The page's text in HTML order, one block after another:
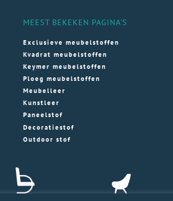
MEEST BEKEKEN PAGINA'S
Exclusieve meubelstoffen
Kvadrat meubelstoffen
Keymer meubelstoffen
Ploeg meubelstoffen
Meubelleer
Kunstleer
Paneelstof
Decoratiestof
Outdoor stof